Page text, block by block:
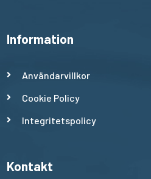
Information
Användarvillkor
Cookie Policy
Integritetspolicy
Kontakt